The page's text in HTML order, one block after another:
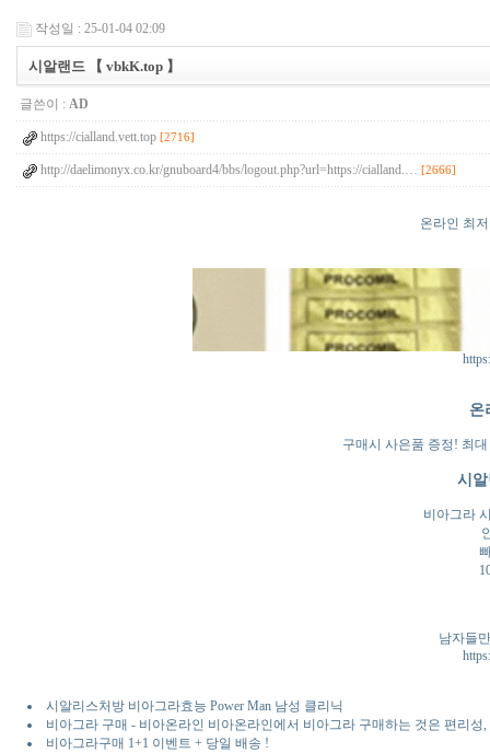
작성일 : 25-01-04 02:09
시알랜드 【 vbkK.top 】
글쓴이 : AD
https://cialland.vett.top [2716]
http://daelimonyx.co.kr/gnuboard4/bbs/logout.php?url=https://cialland.… [2666]
온라인 최
온
구매시 사은품 증정! 최
시
비아그라
남자들
시알리스처방 비아그라효능 Power Man 남성 클리닉
비아그라 구매 - 비아온라인 비아온라인에서 비아그라 구매하는 것은 편리
비아그라구매 1+1 이벤트 + 당일 배송 !